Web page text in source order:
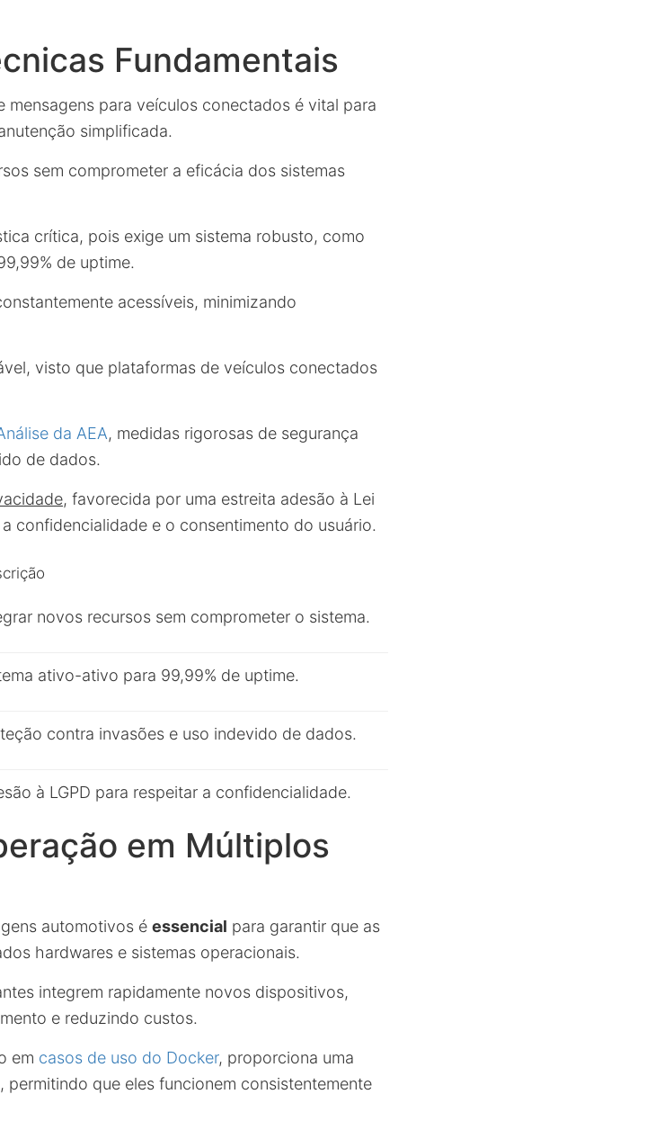
Fundamentais
mensagens para veículos conectados é vital para
simplificada.
sem comprometer a eficácia dos sistemas
crítica, pois exige um sistema robusto, como
de uptime.
acessíveis, minimizando
visto que plataformas de veículos conectados
da AEA, medidas rigorosas de segurança
de dados.
, favorecida por uma estreita adesão à Lei
confidencialidade e o consentimento do usuário.
novos recursos sem comprometer o sistema.
ativo-ativo para 99,99% de uptime.
contra invasões e uso indevido de dados.
à LGPD para respeitar a confidencialidade.
em Múltiplos
automotivos é essencial para garantir que as
hardwares e sistemas operacionais.
integrem rapidamente novos dispositivos,
e reduzindo custos.
em casos de uso do Docker, proporciona uma
permitindo que eles funcionem consistentemente